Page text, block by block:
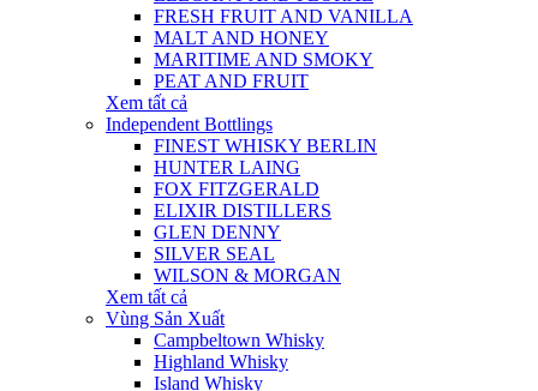
FRESH FRUIT AND VANILLA
MALT AND HONEY
MARITIME AND SMOKY
PEAT AND FRUIT
Xem tất cả
Independent Bottlings
FINEST WHISKY BERLIN
HUNTER LAING
FOX FITZGERALD
ELIXIR DISTILLERS
GLEN DENNY
SILVER SEAL
WILSON & MORGAN
Xem tất cả
Vùng Sản Xuất
Campbeltown Whisky
Highland Whisky
Island Whisky